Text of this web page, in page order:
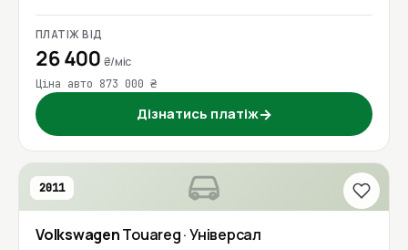
ПЛАТІЖ ВІД
26 400 ₴/міс
Ціна авто 873 000 ₴
Дізнатись платіж→
2011
VolkswagenTouareg· Універсал